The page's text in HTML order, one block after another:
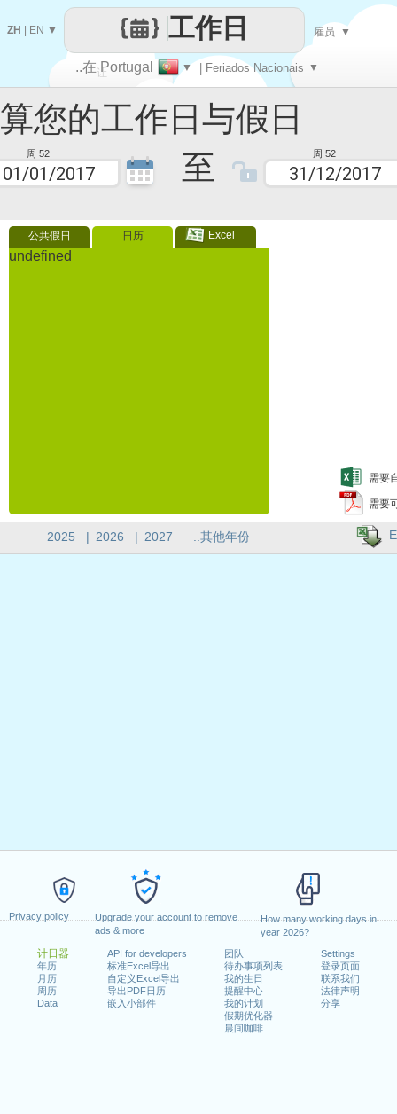
Privacy policy
Upgrade your account to remove
ads & more
How many working days in
year 2026?
计日器
年历
月历
周历
Data
API for developers
标准Excel导出
自定义Excel导出
导出PDF日历
嵌入小部件
团队
待办事项列表
我的生日
提醒中心
我的计划
假期优化器
晨间咖啡
Settings
登录页面
联系我们
法律声明
分享
工作日与假日
周 52 至 周 52
公共假日 日历 Excel
undefined
需要
需要
让
每一天
..在 Portugal ▼ | Feriados Nacionais ▼
工作日
ZH EN ▼ 雇员 ▼
2025 | 2026 | 2027 ..其他年份